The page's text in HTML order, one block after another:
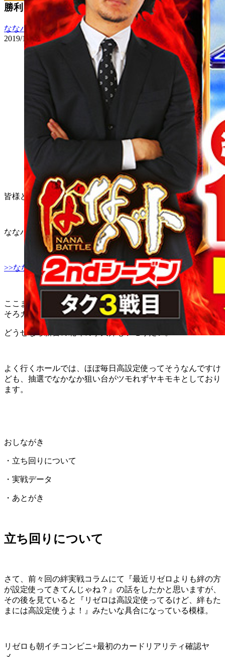
勝利を掴む！？ (1/2)
ななバト
2019/11/17 12:000
皆様どうも！タクです！
ななバト！3戦目です！
>>ななバトのルールはこちら
ここまでの2戦、コツコツとプラスにしておりますが、そろ
そろガツンとポイントを加算したいところ。
どうせなら新台の北斗の拳天昇もツモりたい。
よく行くホールでは、ほぼ毎日高設定使ってそうなんですけ
ども、抽選でなかなか狙い台がツモれずヤキモキとしており
ます。
おしながき
・立ち回りについて
・実戦データ
・あとがき
立ち回りについて
さて、前々回の絆実戦コラムにて『最近リゼロよりも絆の方
が設定使ってきてんじゃね？』の話をしたかと思いますが、
その後を見ていると『リゼロは高設定使ってるけど、絆もた
まには高設定使うよ！』みたいな具合になっている模様。
リゼロも朝イチコンビニ+最初のカードリアリティ確認ヤ